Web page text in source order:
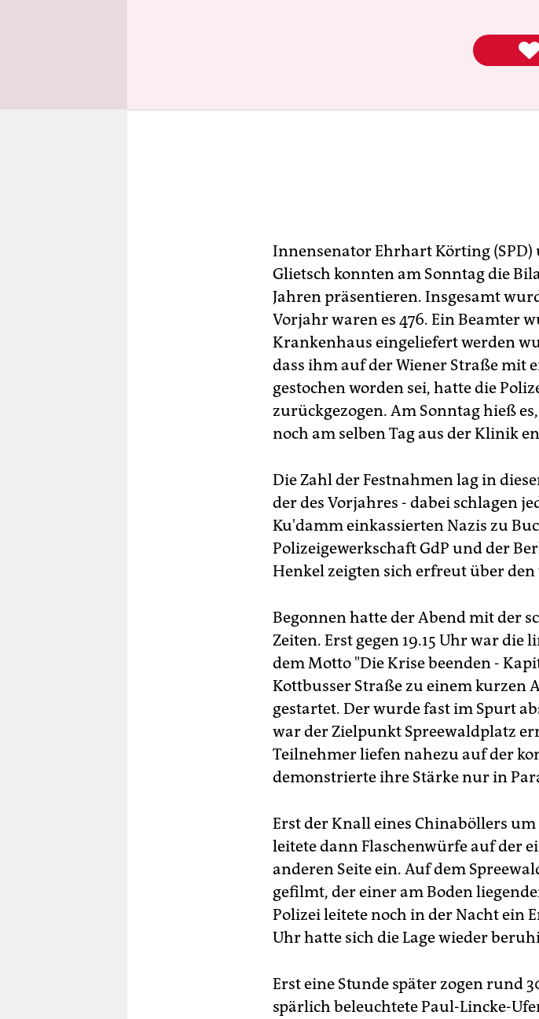
Innensenator Ehrhart Körting
Glietsch konnten am Sonntag die
Jahren präsentieren. Insgesamt
Vorjahr waren es 476. Ein Beamter
Krankenhaus eingeliefert werden
dass ihm auf der Wiener Straße mit
gestochen worden sei, hatte die
zurückgezogen. Am Sonntag hieß
noch am selben Tag aus der Klinik
Die Zahl der Festnahmen lag in
der des Vorjahres - dabei schlagen
Ku'damm einkassierten Nazis zu
Polizeigewerkschaft GdP und der
Henkel zeigten sich erfreut über
Begonnen hatte der Abend mit der
Zeiten. Erst gegen 19.15 Uhr war
dem Motto "Die Krise beenden -
Kottbusser Straße zu einem kurzen
gestartet. Der wurde fast im Spurt
war der Zielpunkt Spreewaldplatz
Teilnehmer liefen nahezu auf der
demonstrierte ihre Stärke nur in
Erst der Knall eines Chinaböllers
leitete dann Flaschenwürfe auf der
anderen Seite ein. Auf dem
gefilmt, der einer am Boden
Polizei leitete noch in der Nacht ein
Uhr hatte sich die Lage wieder
Erst eine Stunde später zogen rund
spärlich beleuchtete Paul-Lincke-